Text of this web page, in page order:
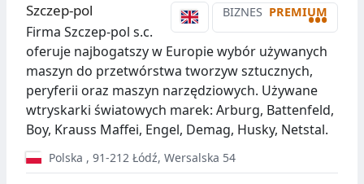
BIZNES PREMIUM
•••
Szczep-pol
Firma Szczep-pol s.c.
oferuje najbogatszy w Europie wybór używanych
maszyn do przetwórstwa tworzyw sztucznych,
peryferii oraz maszyn narzędziowych. Używane
wtryskarki światowych marek: Arburg, Battenfeld,
Boy, Krauss Maffei, Engel, Demag, Husky, Netstal.
Polska , 91-212 Łódź, Wersalska 54